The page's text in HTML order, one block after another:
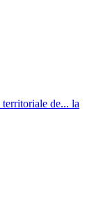
territoriale de... la